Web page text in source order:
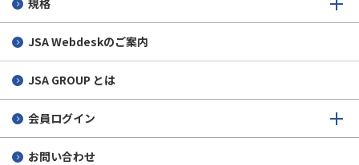
規格
JSA Webdeskのご案内
JSA GROUP とは
会員ログイン
お問い合わせ